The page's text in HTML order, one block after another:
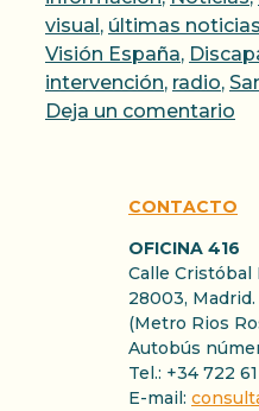
visual , últimas noticias
Visión España,
intervención, radio,
Deja un comentario
CONTACTO
OFICINA 416
Calle Cristóbal
28003, Madrid.
(Metro Rios
Autobús
Tel.: +34 722
E-mail: